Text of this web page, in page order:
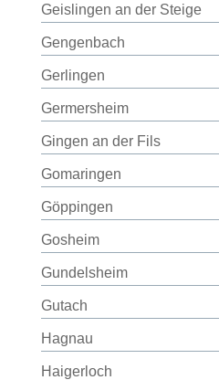
Geislingen an der Steige
Gengenbach
Gerlingen
Germersheim
Gingen an der Fils
Gomaringen
Göppingen
Gosheim
Gundelsheim
Gutach
Hagnau
Haigerloch